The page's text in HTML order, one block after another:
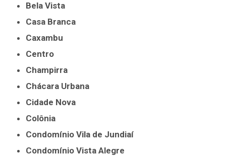
Bela Vista
Casa Branca
Caxambu
Centro
Champirra
Chácara Urbana
Cidade Nova
Colônia
Condomínio Vila de Jundiaí
Condomínio Vista Alegre